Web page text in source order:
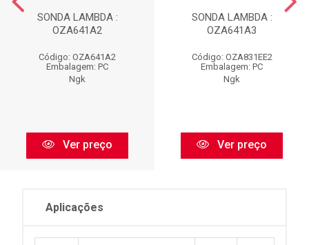
SONDA LAMBDA :
OZA641A2
Código: OZA641A2
Embalagem: PC
Ngk
Ver preço
SONDA LAMBDA :
OZA641A3
Código: OZA831EE2
Embalagem: PC
Ngk
Ver preço
Aplicações